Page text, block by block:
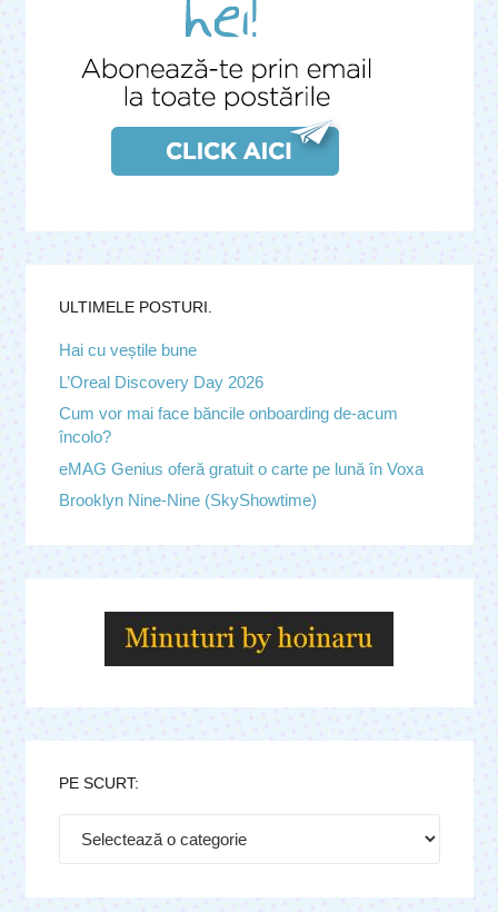
ULTIMELE POSTURI.
Hai cu veștile bune
L’Oreal Discovery Day 2026
Cum vor mai face băncile onboarding de-acum
încolo?
eMAG Genius oferă gratuit o carte pe lună în Voxa
Brooklyn Nine-Nine (SkyShowtime)
PE SCURT: